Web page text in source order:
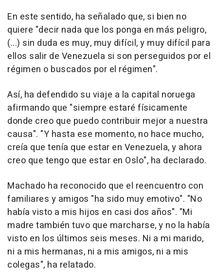
En este sentido, ha señalado que, si bien no
quiere "decir nada que los ponga en más peligro,
(...) sin duda es muy, muy difícil, y muy difícil para
ellos salir de Venezuela si son perseguidos por el
régimen o buscados por el régimen".
Así, ha defendido su viaje a la capital noruega
afirmando que "siempre estaré físicamente
donde creo que puedo contribuir mejor a nuestra
causa". "Y hasta ese momento, no hace mucho,
creía que tenía que estar en Venezuela, y ahora
creo que tengo que estar en Oslo", ha declarado.
Machado ha reconocido que el reencuentro con
familiares y amigos "ha sido muy emotivo". "No
había visto a mis hijos en casi dos años". "Mi
madre también tuvo que marcharse, y no la había
visto en los últimos seis meses. Ni a mi marido,
ni a mis hermanas, ni a mis amigos, ni a mis
colegas", ha relatado.